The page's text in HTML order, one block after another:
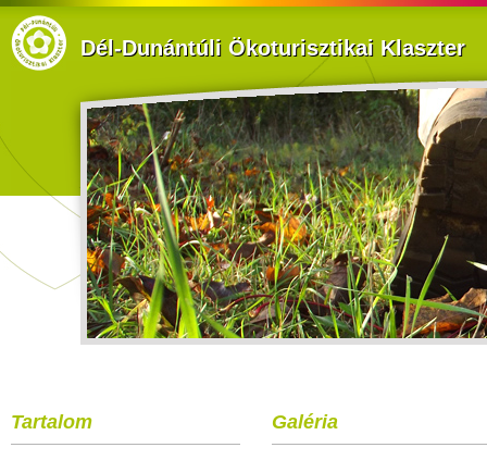
Dél-Dunántúli Ökoturisztikai Klaszter
Tartalom Galéria